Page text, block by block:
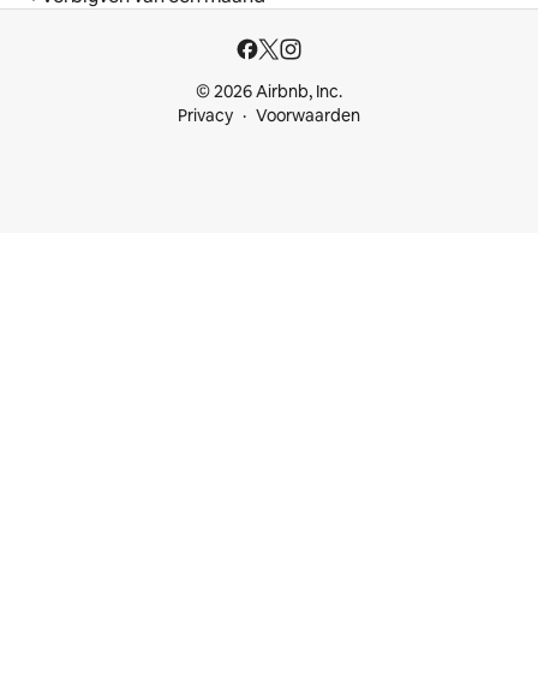
© 2026 Airbnb, Inc.
Privacy
Voorwaarden